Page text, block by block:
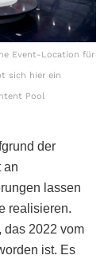
Event-Location für
sich hier ein
Pool
der
an
lassen
realisieren.
das 2022 vom
ist. Es